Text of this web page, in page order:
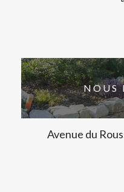
NOUS
Avenue du